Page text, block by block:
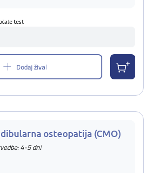
test
Dodaj žival
osteopatija (CMO)
4-5 dni